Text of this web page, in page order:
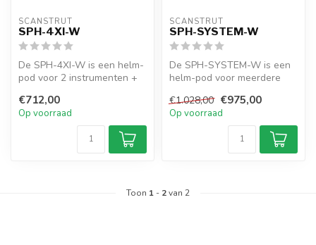
SCANSTRUT
SPH-4XI-W
De SPH-4XI-W is een helm-
pod voor 2 instrumenten +
waterdichte...
€712,00
Op voorraad
SCANSTRUT
SPH-SYSTEM-W
De SPH-SYSTEM-W is een
helm-pod voor meerdere
instrumenten...
€1.028,00 €975,00
Op voorraad
Toon 1 - 2van 2